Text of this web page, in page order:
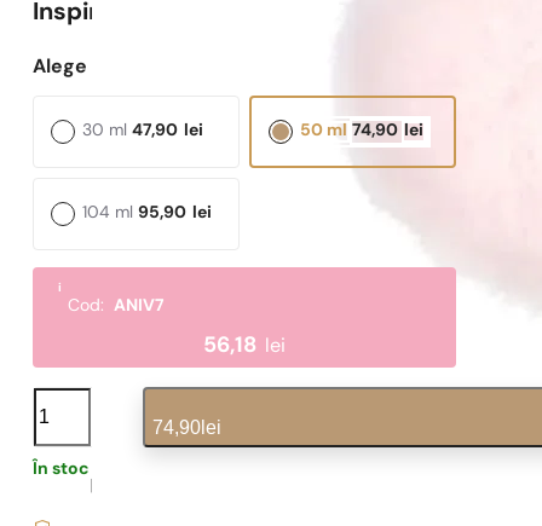
Inspirat
Alege capacitatea:
47,90 lei
30 ml 74,90 lei
50 ml
95,90 lei
104 ml
i
Cod:ANIV7
56,18 lei
N°
590
cantitate
74,90 lei
În stoc